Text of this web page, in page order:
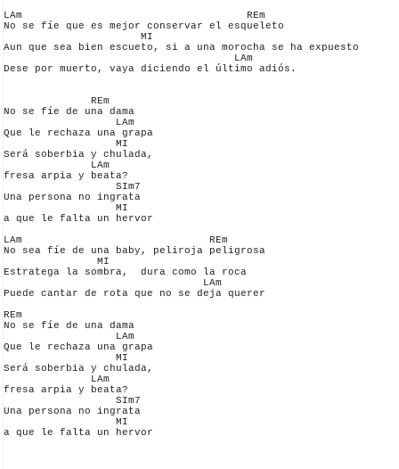
LAm                                    REm
No se fíe que es mejor conservar el esqueleto
                      MI
Aun que sea bien escueto, si a una morocha se ha expuesto
                                     LAm
Dese por muerto, vaya diciendo el último adiós.
              REm
No se fíe de una dama
                  LAm
Que le rechaza una grapa
                  MI
Será soberbia y chulada,
              LAm
fresa arpia y beata?
                  SIm7
Una persona no ingrata
                  MI
a que le falta un hervor
LAm                              REm
No sea fíe de una baby, peliroja peligrosa
               MI
Estratega la sombra,  dura como la roca
                                LAm
Puede cantar de rota que no se deja querer
REm
No se fíe de una dama
                  LAm
Que le rechaza una grapa
                  MI
Será soberbia y chulada,
              LAm
fresa arpia y beata?
                  SIm7
Una persona no ingrata
                  MI
a que le falta un hervor